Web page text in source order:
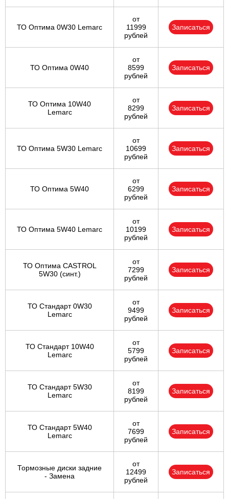
ТО Оптима 0W30 Lemarc
от
11999
рублей
Записаться
ТО Оптима 0W40
от
8599
рублей
Записаться
ТО Оптима 10W40
Lemarc
от
8299
рублей
Записаться
ТО Оптима 5W30 Lemarc
от
10699
рублей
Записаться
ТО Оптима 5W40
от
6299
рублей
Записаться
ТО Оптима 5W40 Lemarc
от
10199
рублей
Записаться
ТО Оптима CASTROL
5W30 (синт.)
от
7299
рублей
Записаться
ТО Стандарт 0W30
Lemarc
от
9499
рублей
Записаться
ТО Стандарт 10W40
Lemarc
от
5799
рублей
Записаться
ТО Стандарт 5W30
Lemarc
от
8199
рублей
Записаться
ТО Стандарт 5W40
Lemarc
от
7699
рублей
Записаться
Тормозные диски задние
- Замена
от
12499
рублей
Записаться